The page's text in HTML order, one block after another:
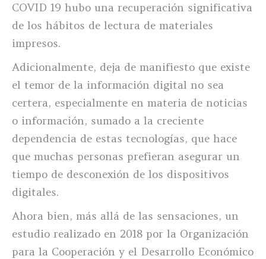
COVID 19 hubo una recuperación significativa
de los hábitos de lectura de materiales
impresos.
Adicionalmente, deja de manifiesto que existe
el temor de la información digital no sea
certera, especialmente en materia de noticias
o información, sumado a la creciente
dependencia de estas tecnologías, que hace
que muchas personas prefieran asegurar un
tiempo de desconexión de los dispositivos
digitales.
Ahora bien, más allá de las sensaciones, un
estudio realizado en 2018 por la Organización
para la Cooperación y el Desarrollo Económico